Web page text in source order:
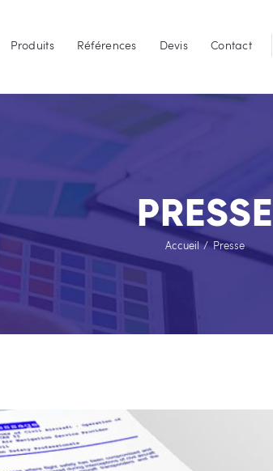
Produits Références Devis Contact
PRESSE
Accueil Presse
INTERGRAPHIK
Devis
Contact